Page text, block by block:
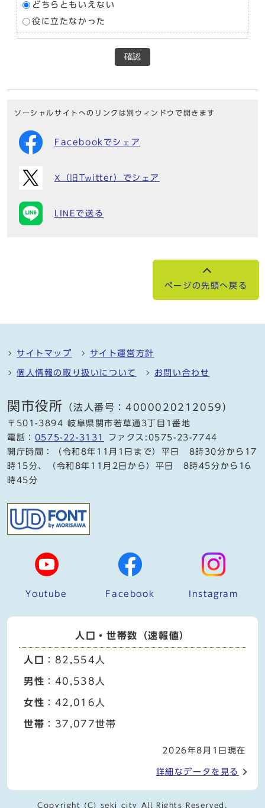
どちらともいえない
役に立たなかった
確認
ソーシャルサイトへのリンクは別ウィンドウで開きます
Facebookでシェア
X（旧Twitter）でシェア
LINEで送る
ページの先頭へ戻る
サイトマップ サイト運営方針
個人情報の取り扱いについて お問い合わせ
関市役所 （法人番号：4000020212059）
〒501-3894 岐阜県関市若草通3丁目1番地
電話： 0575-22-3131
ファクス:0575-23-7744
開庁時間：（令和8年11月1日まで）平日 8時30分から17
時15分、（令和8年11月2日から）平日 8時45分から16
時45分
Youtube Facebook Instagram
人口・世帯数（速報値）
人口 ：82,554人
男性 ：40,538人
女性 ：42,016人
世帯 ：37,077世帯
2026年8月1日現在
詳細なデータを見る
Copyright (C) seki city All Rights Reserved.